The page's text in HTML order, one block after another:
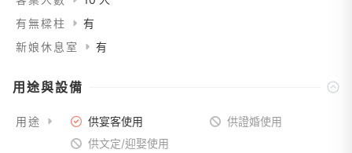
有無樑柱
有
新娘休息室
有
用途與設備
用途 供宴客使用
供證婚使用
供文定/迎娶使用